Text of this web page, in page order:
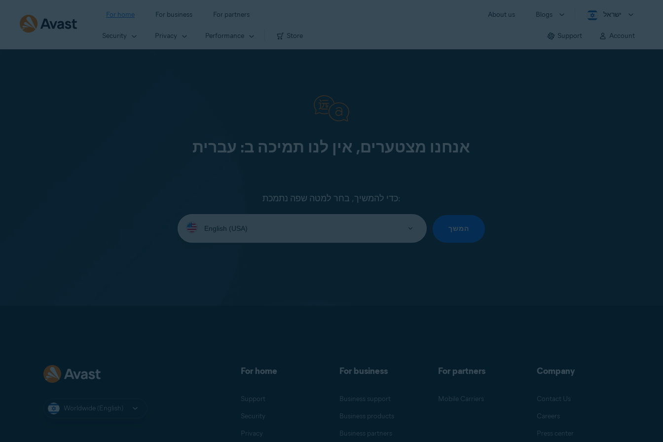
For home For business For partners About us Blogs ישראל
Security Privacy Performance Store Support Account
אנחנו מצטערים, אין לנו תמיכה ב: עברית
כדי להמשיך, בחר למטה שפה נתמכת:
Select
your
language:
המשך
Worldwide (English)
For home
Support
Security
Privacy
For business
Business support
Business products
Business partners
For partners
Mobile Carriers
Company
Contact Us
Careers
Press center